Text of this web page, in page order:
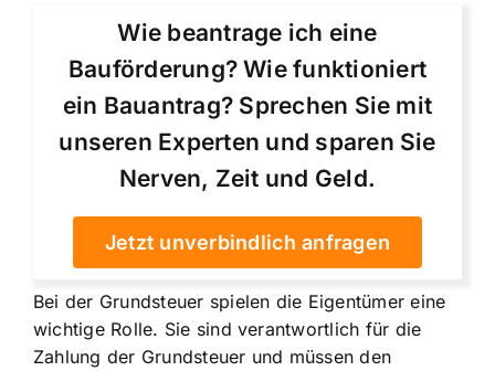
Wie beantrage ich eine
Bauförderung? Wie funktioniert
ein Bauantrag? Sprechen Sie mit
unseren Experten und sparen Sie
Nerven, Zeit und Geld.
Jetzt unverbindlich anfragen
Bei der Grundsteuer spielen die Eigentümer eine
wichtige Rolle. Sie sind verantwortlich für die
Zahlung der Grundsteuer und müssen den